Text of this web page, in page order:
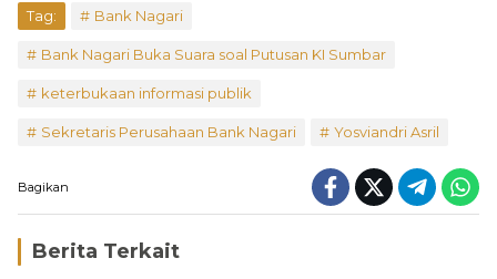
Tag: Bank Nagari
Bank Nagari Buka Suara soal Putusan KI Sumbar
keterbukaan informasi publik
Sekretaris Perusahaan Bank Nagari Yosviandri Asril
Bagikan
Berita Terkait